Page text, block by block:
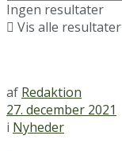
Ingen resultater
Vis alle resultater
af Redaktion
27. december 2021
i Nyheder